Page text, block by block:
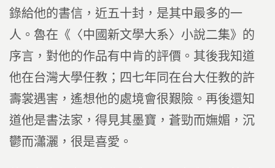
錄給他的書信，近五十封，是其中最多的一
人。魯在《〈中國新文學大系〉小說二集》的
序言，對他的作品有中肯的評價。其後我知道
他在台灣大學任教；四七年同在台大任教的許
壽裳遇害，遙想他的處境會很艱險。再後還知
道他是書法家，得見其墨寶，蒼勁而嫵媚，沉
鬱而瀟灑，很是喜愛。